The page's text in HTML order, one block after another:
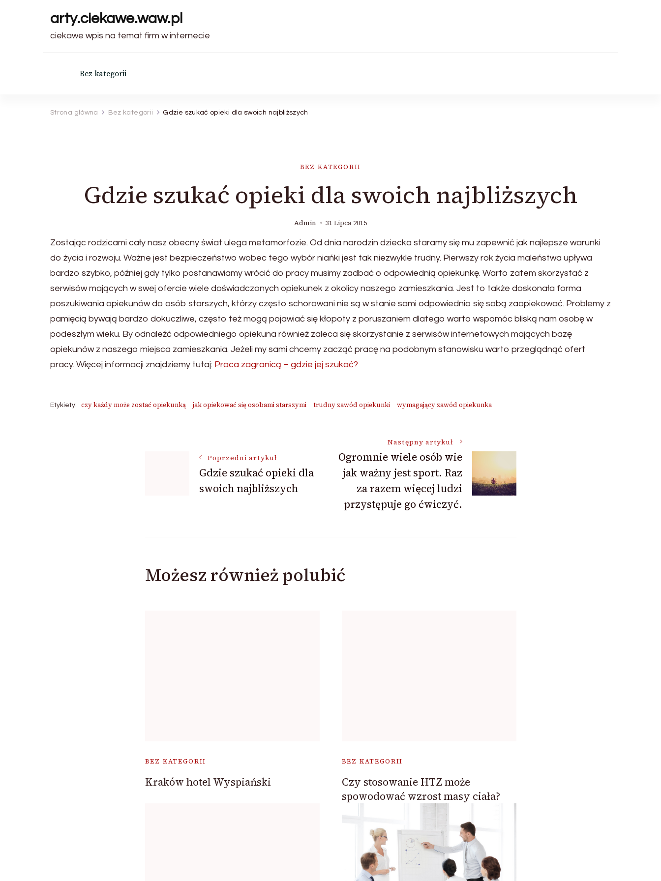
arty.ciekawe.waw.pl
ciekawe wpis na temat firm w internecie
Bez kategorii
Strona główna Bez kategorii Gdzie szukać opieki dla swoich najbliższych
BEZ KATEGORII
Gdzie szukać opieki dla swoich najbliższych
Admin 31 Lipca 2015
Zostając rodzicami cały nasz obecny świat ulega metamorfozie. Od dnia narodzin dziecka staramy się mu zapewnić jak najlepsze warunki
do życia i rozwoju. Ważne jest bezpieczeństwo wobec tego wybór niańki jest tak niezwykle trudny. Pierwszy rok życia maleństwa upływa
bardzo szybko, później gdy tylko postanawiamy wrócić do pracy musimy zadbać o odpowiednią opiekunkę. Warto zatem skorzystać z
serwisów mających w swej ofercie wiele doświadczonych opiekunek z okolicy naszego zamieszkania. Jest to także doskonała forma
poszukiwania opiekunów do osób starszych, którzy często schorowani nie są w stanie sami odpowiednio się sobą zaopiekować. Problemy z
pamięcią bywają bardzo dokuczliwe, często też mogą pojawiać się kłopoty z poruszaniem dlatego warto wspomóc bliską nam osobę w
podeszłym wieku. By odnaleźć odpowiedniego opiekuna również zaleca się skorzystanie z serwisów internetowych mających bazę
opiekunów z naszego miejsca zamieszkania. Jeżeli my sami chcemy zacząć pracę na podobnym stanowisku warto przeglądnąć ofert
pracy. Więcej informacji znajdziemy tutaj: Praca zagranicą – gdzie jej szukać?
Etykiety: czy każdy może zostać opiekunką jak opiekować się osobami starszymi trudny zawód opiekunki wymagający zawód opiekunka
Nawigacja
wpisu
Poprzedni artykuł
Gdzie szukać opieki dla
swoich najbliższych
Następny artykuł
Ogromnie wiele osób wie
jak ważny jest sport. Raz
za razem więcej ludzi
przystępuje go ćwiczyć.
Możesz również polubić
BEZ KATEGORII
Kraków hotel Wyspiański
BEZ KATEGORII
Czy stosowanie HTZ może
spowodować wzrost masy ciała?